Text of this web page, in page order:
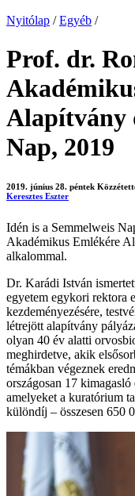
Nyitólap / Egyéb /
Prof. dr.
Alapítvány
Nap, 2019
2019. június 28. péntek
Keresztes Eszter
Idén is a Semmelweis
Akadémikus Emlékére
alkalommal.
Dr. Karádi István
egyetem egykori rektora
kezdeményezésére,
létrejött alapítvány
olyan 40 év alatti
meghirdetve, akik
témákban végeznek
országosan 17
amelyeket a kuratórium
különdíj – összesen 650